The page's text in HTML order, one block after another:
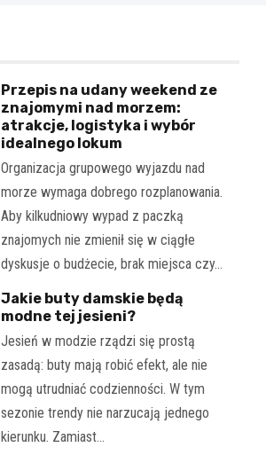
Przepis na udany weekend ze
znajomymi nad morzem:
atrakcje, logistyka i wybór
idealnego lokum
Organizacja grupowego wyjazdu nad
morze wymaga dobrego rozplanowania.
Aby kilkudniowy wypad z paczką
znajomych nie zmienił się w ciągłe
dyskusje o budżecie, brak miejsca czy…
Jakie buty damskie będą
modne tej jesieni?
Jesień w modzie rządzi się prostą
zasadą: buty mają robić efekt, ale nie
mogą utrudniać codzienności. W tym
sezonie trendy nie narzucają jednego
kierunku. Zamiast…